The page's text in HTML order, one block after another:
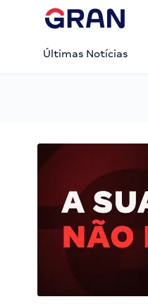
Últimas Notícias